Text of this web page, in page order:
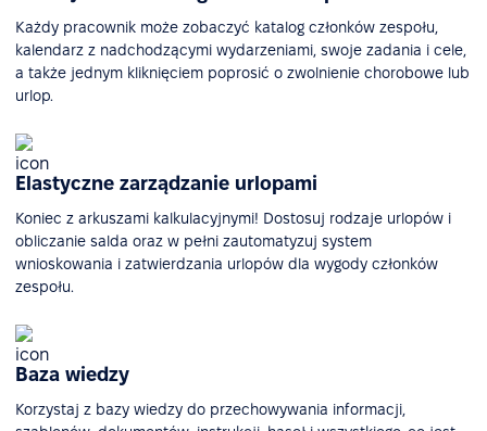
Każdy pracownik może zobaczyć katalog członków zespołu,
kalendarz z nadchodzącymi wydarzeniami, swoje zadania i cele,
a także jednym kliknięciem poprosić o zwolnienie chorobowe lub
urlop.
Elastyczne zarządzanie urlopami
Koniec z arkuszami kalkulacyjnymi! Dostosuj rodzaje urlopów i
obliczanie salda oraz w pełni zautomatyzuj system
wnioskowania i zatwierdzania urlopów dla wygody członków
zespołu.
Baza wiedzy
Korzystaj z bazy wiedzy do przechowywania informacji,